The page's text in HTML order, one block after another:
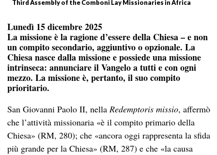
Third Assembly of the Comboni Lay Missionaries in Africa
Lunedì 15 dicembre 2025
La missione è la ragione d’essere della Chiesa – e non
un compito secondario, aggiuntivo o opzionale. La
Chiesa nasce dalla missione e possiede una missione
intrinseca: annunciare il Vangelo a tutti e con ogni
mezzo. La missione è, pertanto, il suo compito
prioritario.
San Giovanni Paolo II, nella Redemptoris missio, affermò
che l’attività missionaria «è il compito primario della
Chiesa» (RM, 280); che «ancora oggi rappresenta la sfida
più grande per la Chiesa» (RM, 287) e che «la causa